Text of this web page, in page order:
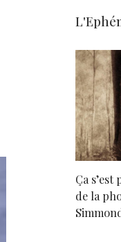
Ça
de la